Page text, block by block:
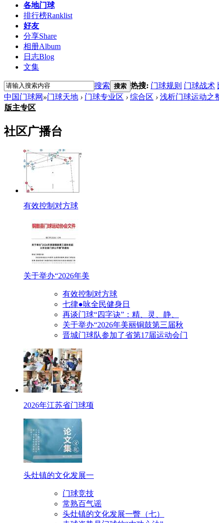
各地门球
排行榜Ranklist
好友
分享Share
相册Album
日志Blog
文集
搜索 搜索 热搜: 门球规则 门球战术
中国门球网 »门球天地 › 门球专业区 › 综合区 › 浅析门球运动之
版主专区
社区广播台
有效控制对方球
关于举办“2026年美
有效控制对方球
七律●咏全民健身日
再谈门球“四字诀”：精、灵、静、
关于举办“2026年美丽铜鼓第三届秋
晋城门球队参加了省第17届运动会门
2026年江苏省门球项
头灶镇的文化发展一
门球竞技
常熟百气谣
头灶镇的文化发展一瞥（七）